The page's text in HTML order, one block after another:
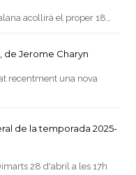
acollirà el proper 18…
de Jerome Charyn
recentment una nova
de la temporada 2025-
28 d'abril a les 17h